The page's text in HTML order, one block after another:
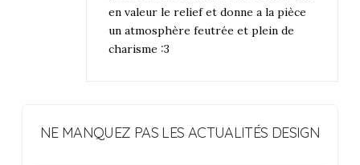
en valeur le relief et donne a la pièce
un atmosphère feutrée et plein de
charisme :3
NE MANQUEZ PAS LES ACTUALITÉS DESIGN